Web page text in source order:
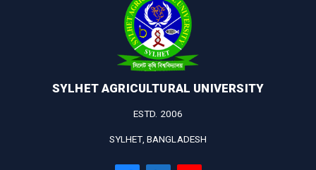
SYLHET AGRICULTURAL UNIVERSITY
ESTD. 2006
SYLHET, BANGLADESH